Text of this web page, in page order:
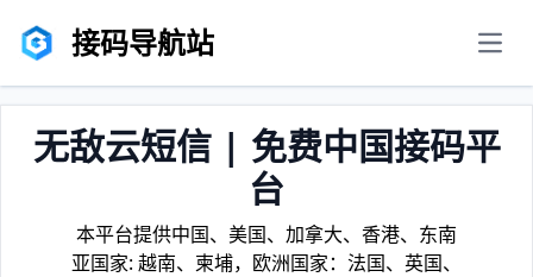
接码导航站
无敌云短信 | 免费中国接码平
台
本平台提供中国、美国、加拿大、香港、东南
亚国家: 越南、柬埔，欧洲国家：法国、英国、